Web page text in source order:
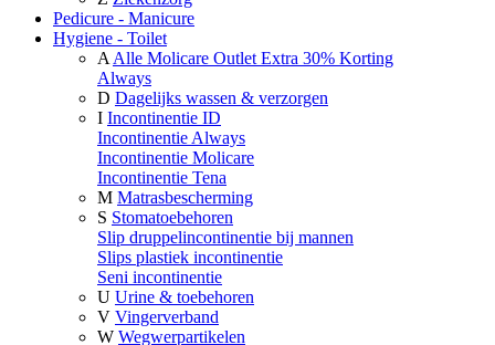
Pedicure - Manicure
Hygiene - Toilet
A Alle Molicare Outlet Extra 30% Korting
Always
D Dagelijks wassen & verzorgen
I Incontinentie ID
Incontinentie Always
Incontinentie Molicare
Incontinentie Tena
M Matrasbescherming
S Stomatoebehoren
Slip druppelincontinentie bij mannen
Slips plastiek incontinentie
Seni incontinentie
U Urine & toebehoren
V Vingerverband
W Wegwerpartikelen